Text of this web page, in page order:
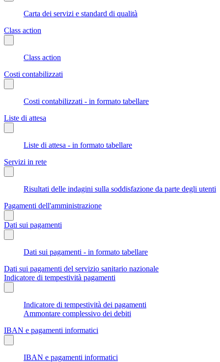
Carta dei servizi e standard di qualità
Class action
Class action
Costi contabilizzati
Costi contabilizzati - in formato tabellare
Liste di attesa
Liste di attesa - in formato tabellare
Servizi in rete
Risultati delle indagini sulla soddisfazione da parte degli utenti
Pagamenti dell'amministrazione
Dati sui pagamenti
Dati sui pagamenti - in formato tabellare
Dati sui pagamenti del servizio sanitario nazionale
Indicatore di tempestività pagamenti
Indicatore di tempestività dei pagamenti
Ammontare complessivo dei debiti
IBAN e pagamenti informatici
IBAN e pagamenti informatici